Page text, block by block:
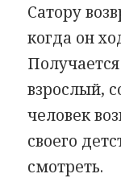
Сатору
когда он
взрослый,
человек
своего
смотреть.